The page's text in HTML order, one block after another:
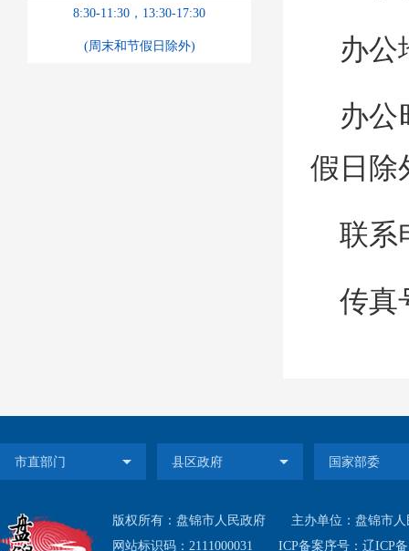
8:30-11:30，13:30-17:30
(周末和节假日除外) 办公
办公
假日除
联系
传真
见箱（
为盘锦
息公开
版权所有：盘锦市人民政府
主办单位：盘锦市
网站标识码：2111000031
ICP备案序号： 辽ICP